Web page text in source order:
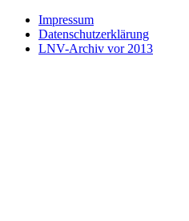
Impressum
Datenschutzerklärung
LNV-Archiv vor 2013